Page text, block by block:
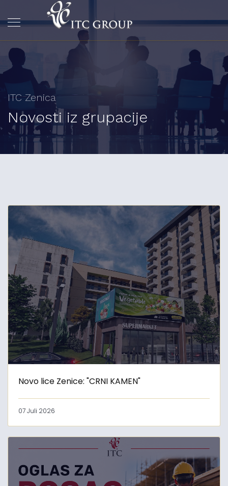
ITC Zenica
Novosti iz grupacije
Novo lice Zenice: "CRNI KAMEN"
07 Juli 2026